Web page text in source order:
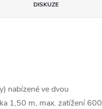
DISKUZE
nabízené ve dvou
1,50 m, max. zatížení 600